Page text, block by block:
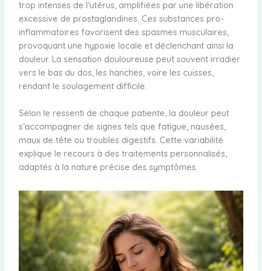
trop intenses de l’utérus, amplifiées par une libération
excessive de prostaglandines. Ces substances pro-
inflammatoires favorisent des spasmes musculaires,
provoquant une hypoxie locale et déclenchant ainsi la
douleur. La sensation douloureuse peut souvent irradier
vers le bas du dos, les hanches, voire les cuisses,
rendant le soulagement difficile.
Selon le ressenti de chaque patiente, la douleur peut
s’accompagner de signes tels que fatigue, nausées,
maux de tête ou troubles digestifs. Cette variabilité
explique le recours à des traitements personnalisés,
adaptés à la nature précise des symptômes.